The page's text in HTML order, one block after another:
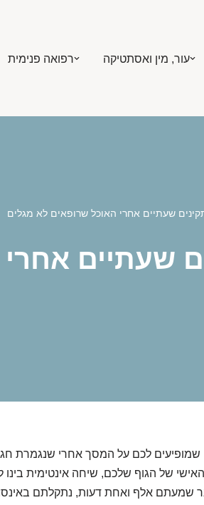
עור, מין ואסתטיקה רפואה פנימית
שעתיים אחרי האוכל שרופאים לא מגלים
שעתיים
לכם על המסך אחרי שנגמרת
של הגוף שלכם, שיחה אינטימית
שמעתם אלף ואחת דעות, נתקלתם